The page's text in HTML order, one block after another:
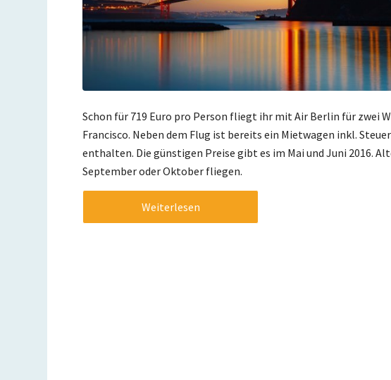
Schon für 719 Euro pro Person fliegt ihr mit Air Berlin für zwei
Francisco. Neben dem Flug ist bereits ein Mietwagen inkl.
enthalten. Die günstigen Preise gibt es im Mai und Juni 2016.
September oder Oktober fliegen.
Weiterlesen